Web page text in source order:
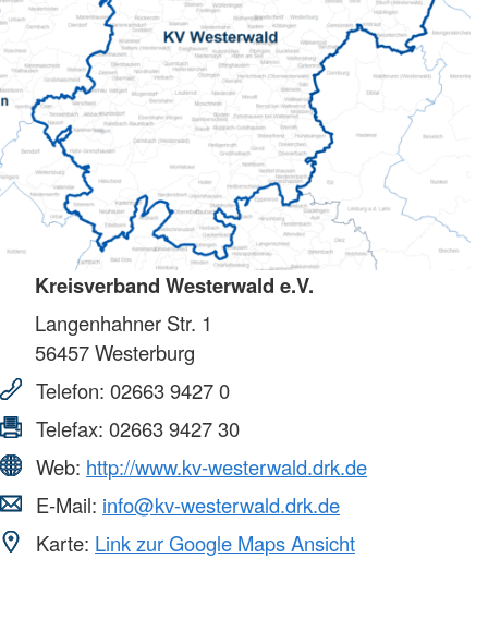
Kreisverband Westerwald e.V.
Langenhahner Str. 1
56457Westerburg
Telefon: 02663 9427 0
Telefax: 02663 9427 30
Web: http://www.kv-westerwald.drk.de
E-Mail: info@kv-westerwald.drk.de
Karte: Link zur Google Maps Ansicht